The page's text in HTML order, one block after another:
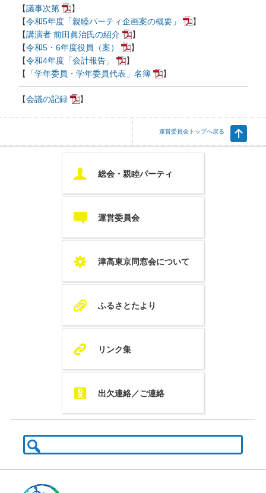
【議事次第
】
【令和5年度「親睦パーティ企画案の概要」
】
【講演者 前田眞治氏の紹介
】
【令和5・6年度役員（案）
】
【令和4年度「会計報告」
】
【
「学年委員・学年委員代表」名簿 】
【会議の記録 】
運営委員会トップへ戻る
U 総会・親睦パーティ
c 運営委員会
S 津高東京同窓会について
A ふるさとたより
K リンク集
Q 出欠連絡／ご連絡
検
索: